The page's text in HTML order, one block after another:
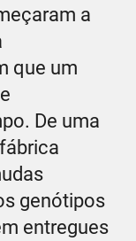
a
que um
De uma
genótipos
entregues